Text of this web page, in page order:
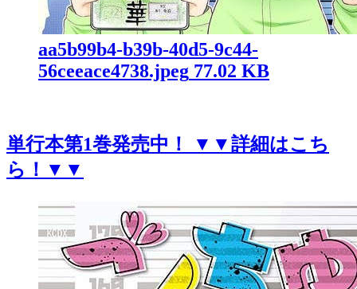
aa5b99b4-b39b-40d5-9c44-
56ceeace4738.jpeg 77.02 KB
単行本第1巻発売中！ ▼▼詳細はこち
ら！▼▼